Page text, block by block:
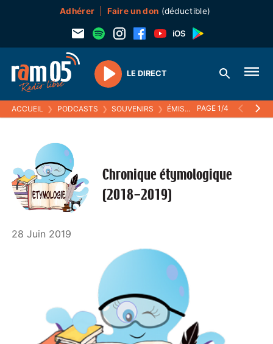
Adhérer Faire un don (déductible)
Play
LE DIRECT
ACCUEIL ❯ PODCASTS ❯ SOUVENIRS ❯ ÉMISSIONS (SOUVENIRS) ❯
PAGE 1/4
Chronique étymologique
(2018-2019)
28 Juin 2019